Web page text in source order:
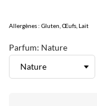
Allergènes : Gluten, Œufs, Lait
Parfum: Nature